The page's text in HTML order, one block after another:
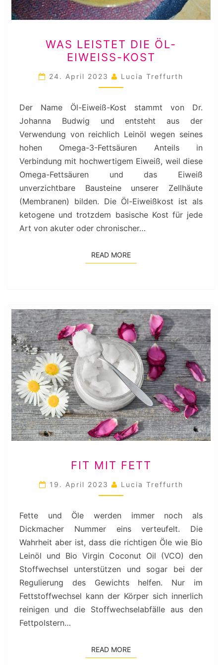
LEISTET
DIE
ÖL-
EIWEISS-K
WAS LEISTET DIE ÖL-
EIWEISS-KOST
24. April 2023 Lucia Treffurth
Der Name Öl-Eiweiß-Kost stammt von Dr.
Johanna Budwig und entsteht aus der
Verwendung von reichlich Leinöl wegen seines
hohen Omega-3-Fettsäuren Anteils in
Verbindung mit hochwertigem Eiweiß, weil diese
Omega-Fettsäuren und das Eiweiß
unverzichtbare Bausteine unserer Zellhäute
(Membranen) bilden. Die Öl-Eiweißkost ist als
ketogene und trotzdem basische Kost für jede
Art von akuter oder chronischer…
READ MOREREAD MORE
MIT
FETT
FIT MIT FETT
19. April 2023 Lucia Treffurth
Fette und Öle werden immer noch als
Dickmacher Nummer eins verteufelt. Die
Wahrheit aber ist, dass die richtigen Öle wie Bio
Leinöl und Bio Virgin Coconut Oil (VCO) den
Stoffwechsel unterstützen und sogar bei der
Regulierung des Gewichts helfen. Nur im
Fettstoffwechsel kann der Körper sich innerlich
reinigen und die Stoffwechselabfälle aus den
Fettpolstern…
READ MOREREAD MORE